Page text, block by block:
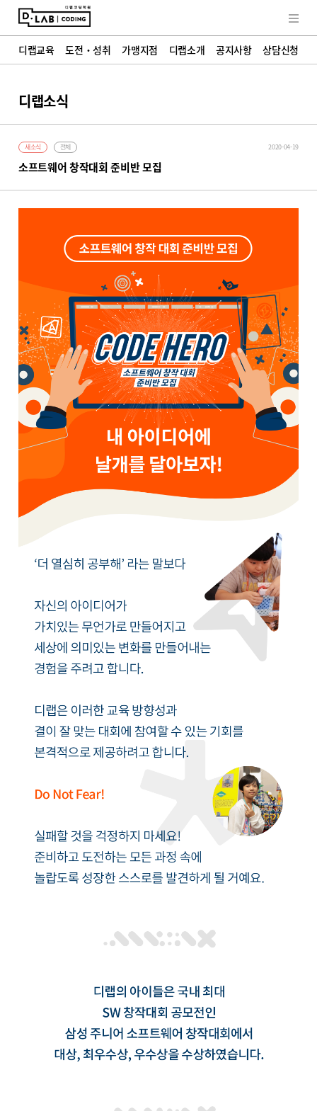
디랩교육 도전・성취 가맹지점 디랩소개 공지사항 상담신청
디랩소식
상담신청
디랩소식
소프트웨어 창작대회 준비반 모집
새소식 전체 2020-04-19